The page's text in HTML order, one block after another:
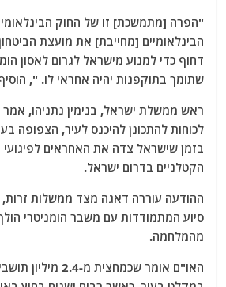
"הפרה [מתמשכת] זו של החוק הבינלאומי
הבינלאומיים [מחייבת] את מועצת
דחוף כדי למנוע מישראל לגרום לאסון
שתומך בתוקפנות יהיה אחראי לו. ",
ראש ממשלת ישראל, בנימין נתניהו,
לכוחות להתכונן להיכנס לעיר, הצפופה
הקטלניים בדרום ישראל.
ההודעה עוררה דאגה מצד ממשלות זרות,
סיוע המתמודדות עם משבר הומניטרי
מהמלחמה.
האו"ם אומר שכמחצית